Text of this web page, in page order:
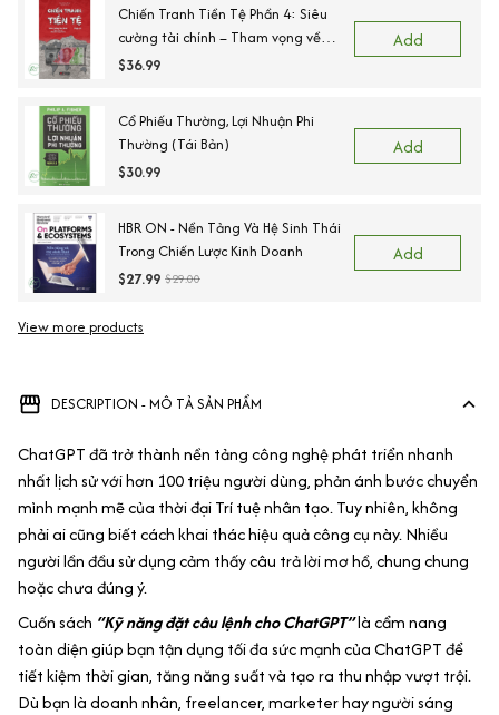
Chiến Tranh Tiền Tệ Phần 4: Siêu
cường tài chính – Tham vọng về
đồng tiền chung châu Á
$36.99
Add
Cổ Phiếu Thường, Lợi Nhuận Phi
Thường (Tái Bản)
$30.99
Add
HBR ON - Nền Tảng Và Hệ Sinh Thái
Trong Chiến Lược Kinh Doanh
$27.99 $29.00
Add
View more products
DESCRIPTION - MÔ TẢ SẢN PHẨM
ChatGPT đã trở thành nền tảng công nghệ phát triển nhanh
nhất lịch sử với hơn 100 triệu người dùng, phản ánh bước chuyển
mình mạnh mẽ của thời đại Trí tuệ nhân tạo. Tuy nhiên, không
phải ai cũng biết cách khai thác hiệu quả công cụ này. Nhiều
người lần đầu sử dụng cảm thấy câu trả lời mơ hồ, chung chung
hoặc chưa đúng ý.
Cuốn sách “Kỹ năng đặt câu lệnh cho ChatGPT”là cẩm nang
toàn diện giúp bạn tận dụng tối đa sức mạnh của ChatGPT để
tiết kiệm thời gian, tăng năng suất và tạo ra thu nhập vượt trội.
Dù bạn là doanh nhân, freelancer, marketer hay người sáng